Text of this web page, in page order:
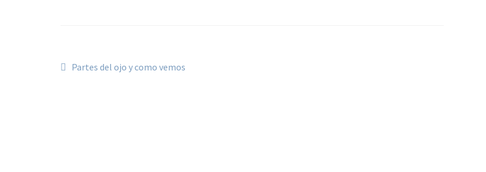
Navegación
Anterior:
Partes del ojo y como vemos